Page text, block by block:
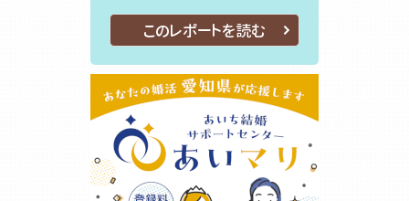
このレポートを読む